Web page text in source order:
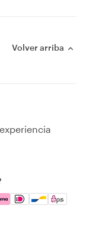
Volver arriba
Pay, Google